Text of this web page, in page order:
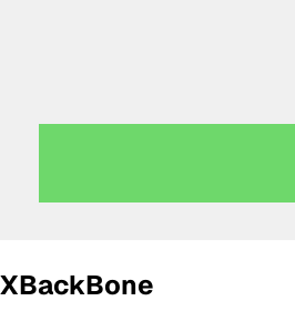
XBackBone